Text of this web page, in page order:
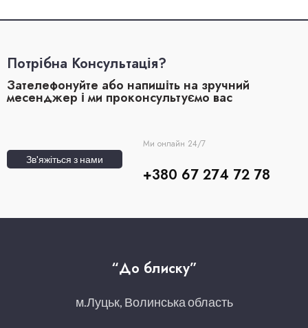
Потрібна Консультація?
Зателефонуйте або напишіть на зручний
месенджер і ми проконсультуємо вас
Зв'яжіться з нами
Ми онлайн 24/7
+380 67 274 72 78
“До блиску”
м.Луцьк, Волинська область